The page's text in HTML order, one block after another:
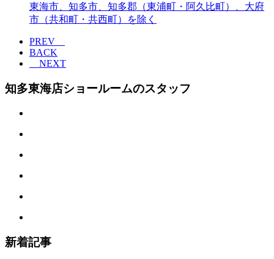
東海市、知多市、知多郡（東浦町・阿久比町）、大府
市（共和町・共西町）を除く
PREV
BACK
NEXT
知多東海店ショールームのスタッフ
新着記事